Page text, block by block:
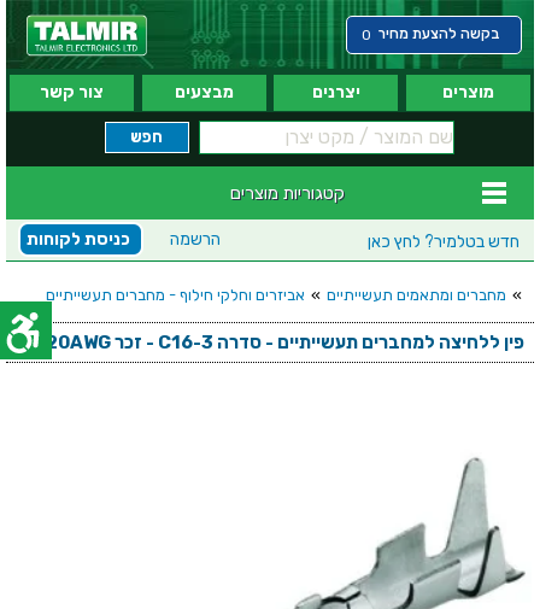
בקשה להצעת מחיר 0
מוצרים יצרנים מבצעים צור קשר
קטגוריות מוצרים
חדש בטלמיר? לחץ כאן כניסת לקוחות הרשמה
» מחברים ומתאמים תעשייתיים » אביזרים וחלקי חילוף - מחברים תעשייתיים
פין ללחיצה למחברים תעשייתיים - סדרה C16-3 - זכר 16-20AWG